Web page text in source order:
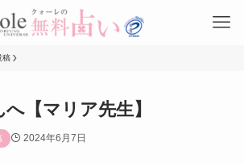
稿
【マリア先生】
2024年6月7日